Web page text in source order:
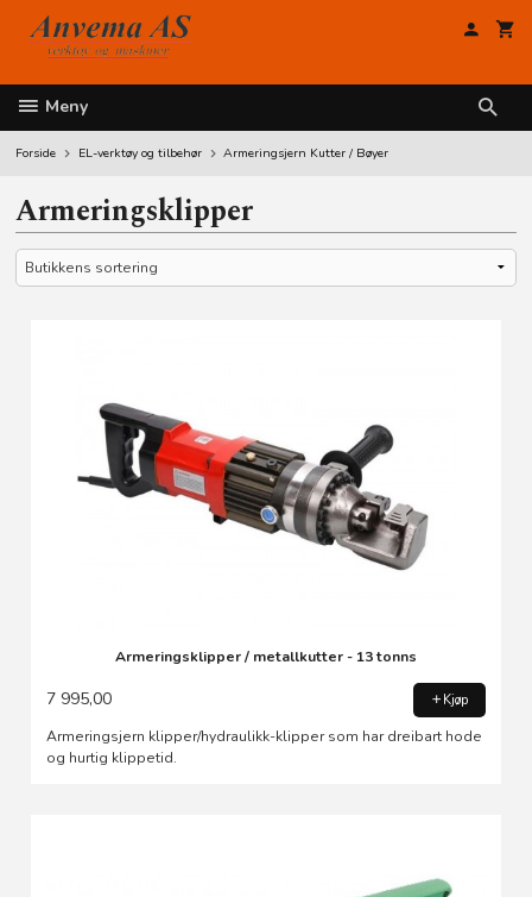
innholdet
Meny
Forside EL-verktøy og tilbehør Armeringsjern Kutter / Bøyer
Armeringsklipper
Armeringsklipper / metallkutter - 13 tonns
7 995,00 Kjøp
Armeringsjern klipper/hydraulikk-klipper som har dreibart hode
og hurtig klippetid.